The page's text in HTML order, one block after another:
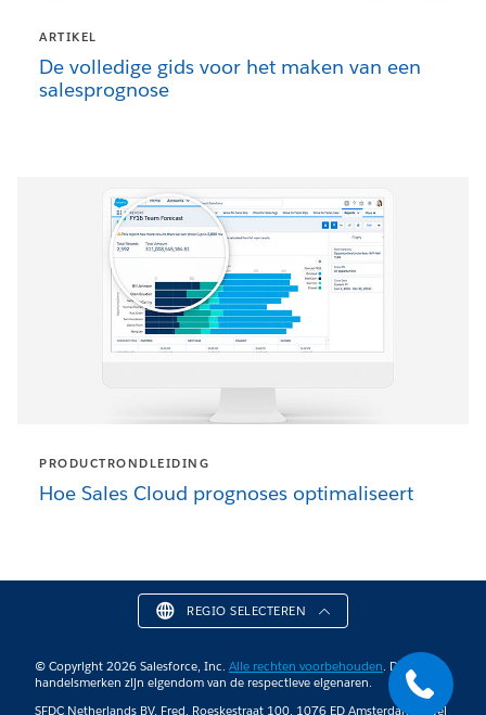
ARTIKEL
De volledige gids voor het maken van een
salesprognose
PRODUCTRONDLEIDING
Hoe Sales Cloud prognoses optimaliseert
REGIO SELECTEREN
© Copyright 2026 Salesforce, Inc. Alle rechten voorbehouden. De diverse
handelsmerken zijn eigendom van de respectieve eigenaren.
SFDC Netherlands BV, Fred. Roeskestraat 100, 1076 ED Amsterdam. Level